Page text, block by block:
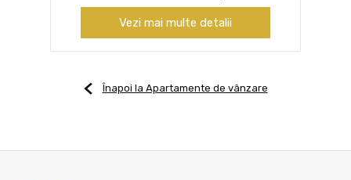
Vezi mai multe detalii
Înapoi la Apartamente de vânzare